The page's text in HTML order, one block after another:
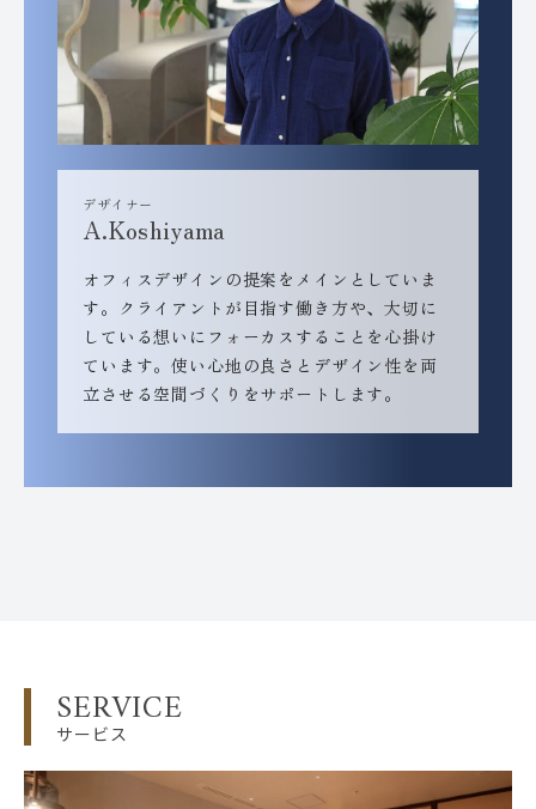
デザイナー
A.Koshiyama
オフィスデザインの提案をメインとしていま
す。クライアントが目指す働き方や、大切に
している想いにフォーカスすることを心掛け
ています。使い心地の良さとデザイン性を両
立させる空間づくりをサポートします。
SERVICE
サービス